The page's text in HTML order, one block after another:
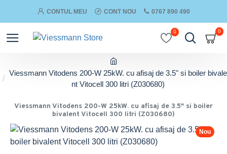
CONTUL MEU CONT NOU 0767 890 490
0 0
Viessmann Vitodens 200-W 25kW. cu afisaj de 3.5" si boiler bivale
nt Vitocell 300 litri (Z030680)
Viessmann Vitodens 200-W 25kW. cu afisaj de 3.5" si boiler
bivalent Vitocell 300 litri (Z030680)
Nou